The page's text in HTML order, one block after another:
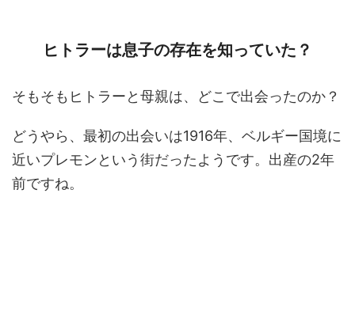
ヒトラーは息子の存在を知っていた？
そもそもヒトラーと母親は、どこで出会ったのか？
どうやら、最初の出会いは1916年、ベルギー国境に
近いプレモンという街だったようです。出産の2年
前ですね。